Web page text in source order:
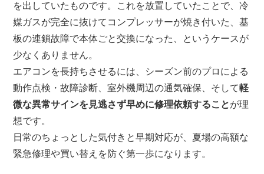
を出していたものです。これを放置していたことで、冷
媒ガスが完全に抜けてコンプレッサーが焼き付いた、基
板の連鎖故障で本体ごと交換になった、というケースが
少なくありません。
エアコンを長持ちさせるには、シーズン前のプロによる
動作点検・故障診断、室外機周辺の通気確保、そして軽
微な異常サインを見逃さず早めに修理依頼することが理
想です。
日常のちょっとした気付きと早期対応が、夏場の高額な
緊急修理や買い替えを防ぐ第一歩になります。